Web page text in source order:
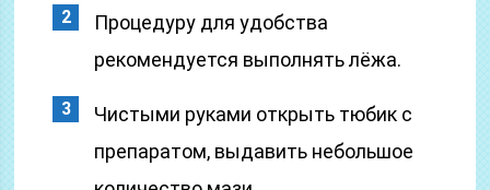
Процедуру для удобства
рекомендуется выполнять лёжа.
Чистыми руками открыть тюбик с
препаратом, выдавить небольшое